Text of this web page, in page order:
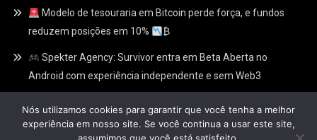
Modelo de tesouraria em Bitcoin perde força, e fundos
reduzem posições em 10%
₿
Spekter Agency: Survivor entra em Beta Aberta no
Android com experiência independente e sem Web3
ser jogado com um clique, sem cadastro e sem carteira
Nós utilizamos cookies para garantir que você tenha a melhor
experiência em nosso site. Se você continua a usar este site,